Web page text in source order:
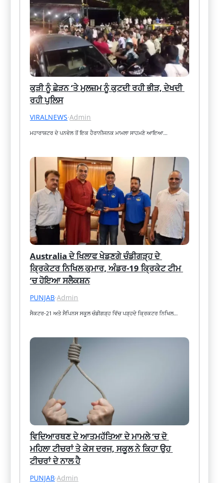
ਕੁੜੀ ਨੂੰ ਛੇੜਨ ‘ਤੇ ਮੁਲਜ਼ਮ ਨੂੰ ਕੁਟਦੀ ਰਹੀ ਭੀੜ, ਦੇਖਦੀ
ਰਹੀ ਪੁਲਿਸ
VIRALNEWS·Admin
ਮਹਾਰਾਸ਼ਟਰ ਦੇ ਪਨਵੇਲ ਤੋਂ ਇਕ ਹੈਰਾਨੀਜਨਕ ਮਾਮਲਾ ਸਾਹਮਣੇ ਆਇਆ…
Australia ਦੇ ਖਿਲਾਫ ਖੇਡਣਗੇ ਚੰਡੀਗੜ੍ਹ ਦੇ
ਕ੍ਰਿਕੇਟਰ ਨਿਖਿਲ ਕੁਮਾਰ, ਅੰਡਰ-19 ਕ੍ਰਿਕੇਟ ਟੀਮ
‘ਚ ਹੋਇਆ ਸਲੈਕਸ਼ਨ
PUNJAB·Admin
ਸੈਕਟਰ-21 ਅਤੇ ਸੈਪਿਨਸ ਸਕੂਲ ਚੰਡੀਗੜ੍ਹ ਵਿੱਚ ਪੜ੍ਹਦੇ ਕ੍ਰਿਕਟਰ ਨਿਖਿਲ…
ਵਿਦਿਆਰਥਣ ਦੇ ਆਤਮਹੱਤਿਆ ਦੇ ਮਾਮਲੇ ‘ਚ ਦੋ
ਮਹਿਲਾ ਟੀਚਰਾਂ ਤੇ ਕੇਸ ਦਰਜ, ਸਕੂਲ ਨੇ ਕਿਹਾ ਉਹ
ਟੀਚਰਾਂ ਦੇ ਨਾਲ ਹੈ
PUNJAB·Admin